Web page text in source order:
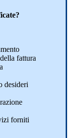
?
della fattura
desideri
forniti